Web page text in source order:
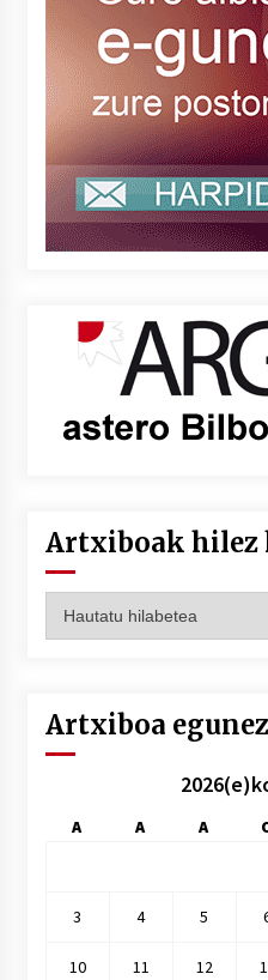
Artxiboak hilez
hilez
Artxiboa
A A A
3 4 5
10 11 12